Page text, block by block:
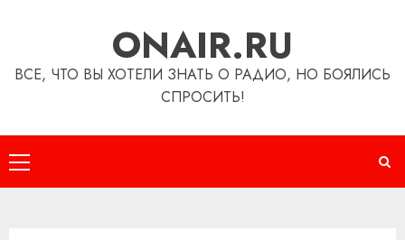
ONAIR.RU
ВСЕ, ЧТО ВЫ ХОТЕЛИ ЗНАТЬ О РАДИО, НО БОЯЛИСЬ
СПРОСИТЬ!
Основное
меню